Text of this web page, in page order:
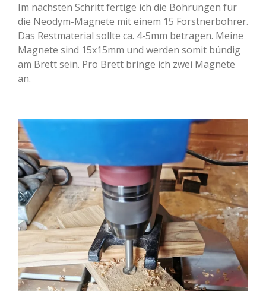
Im nächsten Schritt fertige ich die Bohrungen für
die Neodym-Magnete mit einem 15 Forstnerbohrer.
Das Restmaterial sollte ca. 4-5mm betragen. Meine
Magnete sind 15x15mm und werden somit bündig
am Brett sein. Pro Brett bringe ich zwei Magnete
an.